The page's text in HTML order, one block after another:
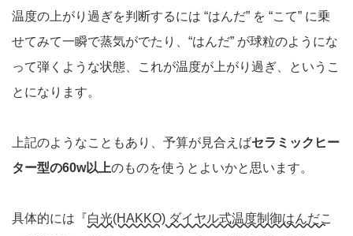
温度の上がり過ぎを判断するには “はんだ” を “こて” に乗
せてみて一瞬で蒸気がでたり、“はんだ” が球粒のようにな
って弾くような状態、これが温度が上がり過ぎ、というこ
とになります。
上記のようなこともあり、予算が見合えばセラミックヒー
ター型の60w以上のものを使うとよいかと思います。
具体的には『白光(HAKKO) ダイヤル式温度制御はんだこ